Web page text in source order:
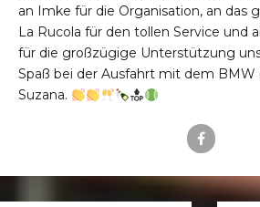
an Imke für die Organisation, an das
La Rucola für den tollen Service und
für die großzügige Unterstützung
Spaß bei der Ausfahrt mit dem BMW
Suzana.